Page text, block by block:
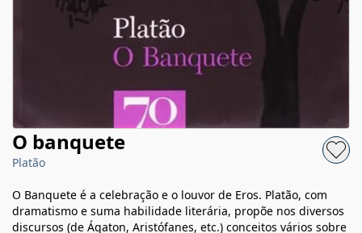
O banquete
Platão
O Banquete é a celebração e o louvor de Eros. Platão, com
dramatismo e suma habilidade literária, propõe nos diversos
discursos (de Ágaton, Aristófanes, etc.) conceitos vários sobre